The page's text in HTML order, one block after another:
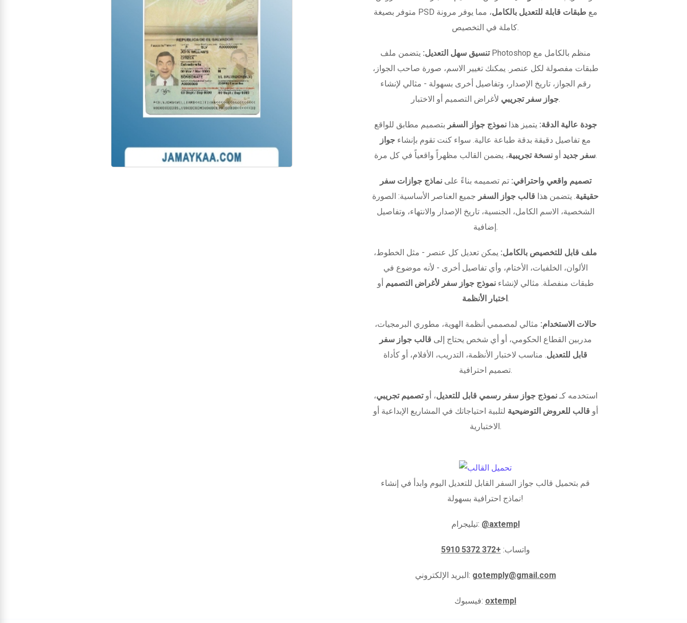
متوفر بصيغة PSD معطبقات قابلة للتعديل بالكامل، مما يوفر مرونة
كاملة في التخصيص.
تنسيق سهل التعديل: يتضمن ملف Photoshop منظم بالكامل مع
طبقات مفصولة لكل عنصر. يمكنك تغيير الاسم، صورة صاحب الجواز،
رقم الجواز، تاريخ الإصدار، وتفاصيل أخرى بسهولة - مثالي لإنشاء
جواز سفر تجريبيلأغراض التصميم أو الاختبار.
جودة عالية الدقة: يتميز هذانموذج جواز السفر بتصميم مطابق للواقع
مع تفاصيل دقيقة بدقة طباعة عالية. سواء كنت تقوم بإنشاء جواز
سفر جديد أونسخة تجريبية ، يضمن القالب مظهراً واقعياً في كل مرة.
تصميم واقعي واحترافي: تم تصميمه بناءً علىنماذج جوازات سفر
حقيقية. يتضمن هذا قالب جواز السفر جميع العناصر الأساسية: الصورة
الشخصية، الاسم الكامل، الجنسية، تاريخ الإصدار والانتهاء، وتفاصيل
إضافية.
ملف قابل للتخصيص بالكامل: يمكن تعديل كل عنصر - مثل الخطوط،
الألوان، الخلفيات، الأختام، وأي تفاصيل أخرى - لأنه موضوع في
طبقات منفصلة. مثالي لإنشاءنموذج جواز سفر لأغراض التصميم أو
اختبار الأنظمة.
حالات الاستخدام: مثالي لمصممي أنظمة الهوية، مطوري البرمجيات،
مدربين القطاع الحكومي، أو أي شخص يحتاج إلى قالب جواز سفر
قابل للتعديل. مناسب لاختبار الأنظمة، التدريب، الأفلام، أو كأداة
تصميم احترافية.
استخدمه كـنموذج جواز سفر رسمي قابل للتعديل، أوتصميم تجريبي،
أو قالب للعروض التوضيحية لتلبية احتياجاتك في المشاريع الإبداعية أو
الاختبارية.
قم بتحميل قالب جواز السفر القابل للتعديل اليوم وابدأ في إنشاء
نماذج احترافية بسهولة!
تيليجرام: @axtempl
واتساب: +372 5372 5910
البريد الإلكتروني: gotemply@gmail.com
فيسبوك: oxtempl